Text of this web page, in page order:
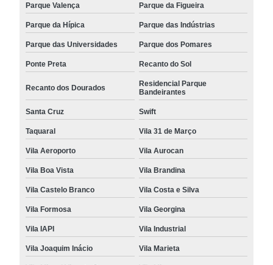
Parque Valença Parque da Figueira
Parque da Hípica Parque das Indústrias
Parque das Universidades Parque dos Pomares
Ponte Preta Recanto do Sol
Recanto dos Dourados
Residencial Parque
Bandeirantes
Santa Cruz Swift
Taquaral Vila 31 de Março
Vila Aeroporto Vila Aurocan
Vila Boa Vista Vila Brandina
Vila Castelo Branco Vila Costa e Silva
Vila Formosa Vila Georgina
Vila IAPI Vila Industrial
Vila Joaquim Inácio Vila Marieta